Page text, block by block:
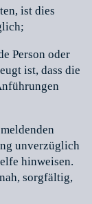
ist dies
Person oder
ist, dass die
unverzüglich
hinweisen.
sorgfältig,